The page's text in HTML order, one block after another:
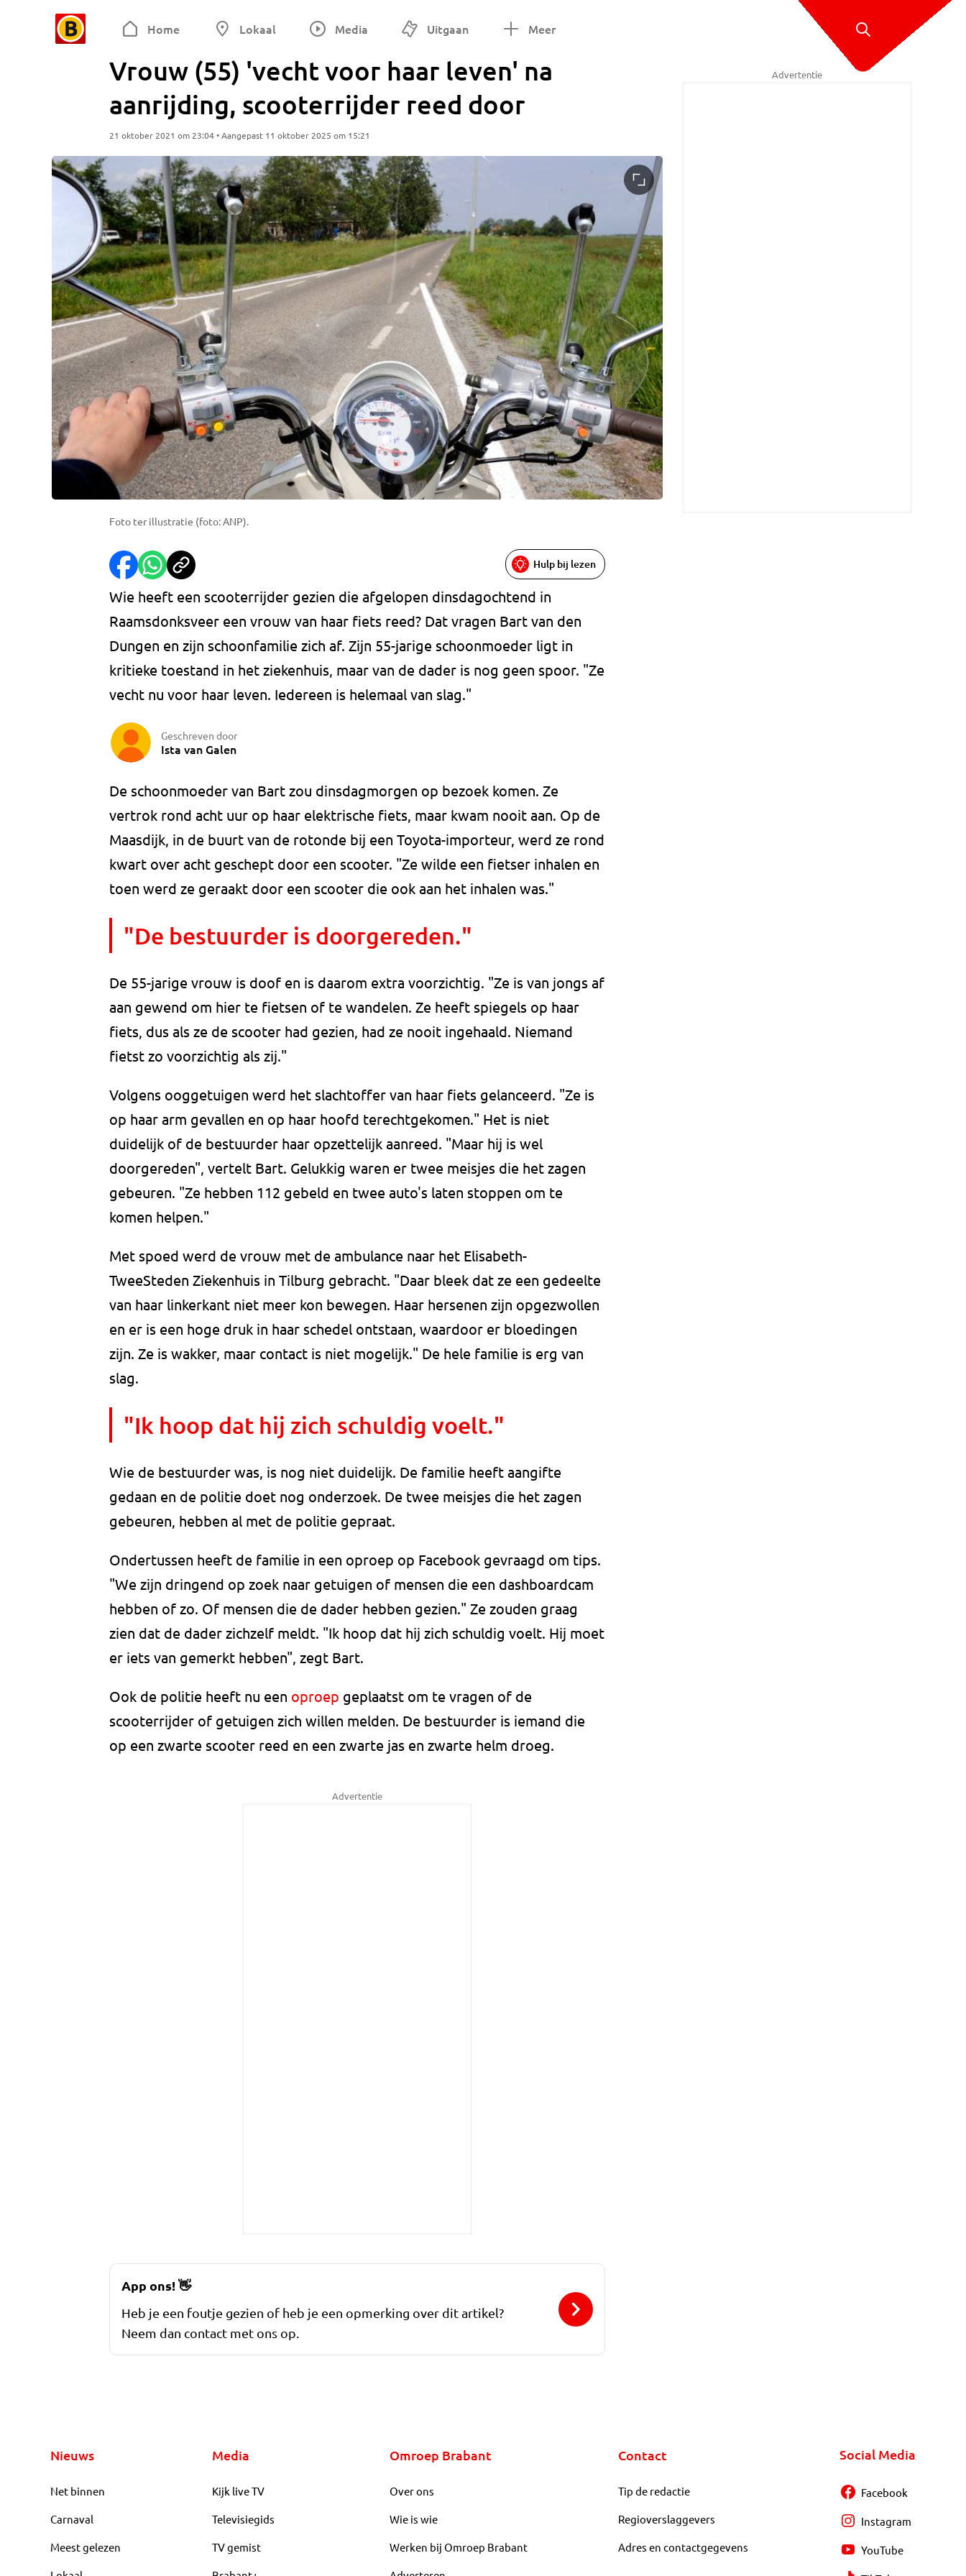
Home Lokaal Media Uitgaan Meer
Vrouw (55) 'vecht voor haar leven' na
aanrijding, scooterrijder reed door
21 oktober 2021 om 23:04 • Aangepast 11 oktober 2025 om 15:21
Foto ter illustratie (foto: ANP).
Hulp bij lezen
Wie heeft een scooterrijder gezien die afgelopen dinsdagochtend in
Raamsdonksveer een vrouw van haar fiets reed? Dat vragen Bart van den
Dungen en zijn schoonfamilie zich af. Zijn 55-jarige schoonmoeder ligt in
kritieke toestand in het ziekenhuis, maar van de dader is nog geen spoor. "Ze
vecht nu voor haar leven. Iedereen is helemaal van slag."
Geschreven door
Ista van Galen
De schoonmoeder van Bart zou dinsdagmorgen op bezoek komen. Ze
vertrok rond acht uur op haar elektrische fiets, maar kwam nooit aan. Op de
Maasdijk, in de buurt van de rotonde bij een Toyota-importeur, werd ze rond
kwart over acht geschept door een scooter. "Ze wilde een fietser inhalen en
toen werd ze geraakt door een scooter die ook aan het inhalen was."
"De bestuurder is doorgereden."
De 55-jarige vrouw is doof en is daarom extra voorzichtig. "Ze is van jongs af
aan gewend om hier te fietsen of te wandelen. Ze heeft spiegels op haar
fiets, dus als ze de scooter had gezien, had ze nooit ingehaald. Niemand
fietst zo voorzichtig als zij."
Volgens ooggetuigen werd het slachtoffer van haar fiets gelanceerd. "Ze is
op haar arm gevallen en op haar hoofd terechtgekomen." Het is niet
duidelijk of de bestuurder haar opzettelijk aanreed. "Maar hij is wel
doorgereden", vertelt Bart. Gelukkig waren er twee meisjes die het zagen
gebeuren. "Ze hebben 112 gebeld en twee auto's laten stoppen om te
komen helpen."
Met spoed werd de vrouw met de ambulance naar het Elisabeth-
TweeSteden Ziekenhuis in Tilburg gebracht. "Daar bleek dat ze een gedeelte
van haar linkerkant niet meer kon bewegen. Haar hersenen zijn opgezwollen
en er is een hoge druk in haar schedel ontstaan, waardoor er bloedingen
zijn. Ze is wakker, maar contact is niet mogelijk." De hele familie is erg van
slag.
"Ik hoop dat hij zich schuldig voelt."
Wie de bestuurder was, is nog niet duidelijk. De familie heeft aangifte
gedaan en de politie doet nog onderzoek. De twee meisjes die het zagen
gebeuren, hebben al met de politie gepraat.
Ondertussen heeft de familie in een oproep op Facebook gevraagd om tips.
"We zijn dringend op zoek naar getuigen of mensen die een dashboardcam
hebben of zo. Of mensen die de dader hebben gezien." Ze zouden graag
zien dat de dader zichzelf meldt. "Ik hoop dat hij zich schuldig voelt. Hij moet
er iets van gemerkt hebben", zegt Bart.
Ook de politie heeft nu een oproep geplaatst om te vragen of de
scooterrijder of getuigen zich willen melden. De bestuurder is iemand die
op een zwarte scooter reed en een zwarte jas en zwarte helm droeg.
Advertentie
Advertentie
App ons!👋
Heb je een foutje gezien of heb je een opmerking over dit artikel?
Neem dan contact met ons op.
Nieuws
Net binnen
Carnaval
Meest gelezen
Media
Kijk live TV
Televisiegids
TV gemist
Omroep Brabant
Over ons
Wie is wie
Werken bij Omroep Brabant
Contact
Tip de redactie
Regioverslaggevers
Adres en contactgegevens
Social Media
Facebook
Instagram
YouTube